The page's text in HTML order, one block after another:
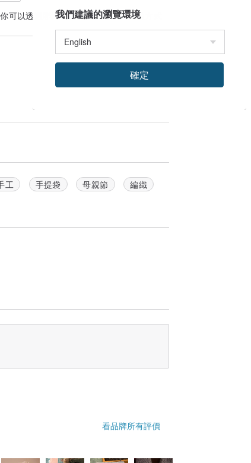
可以透過 聯絡設計師討論合適的運送方式
工 手提袋 母親節
編織
看品牌所有評價
我們建議的瀏覽環境
確定